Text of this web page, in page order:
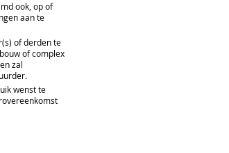
ook, op of
aan te
of derden te
of complex
zal
wenst te